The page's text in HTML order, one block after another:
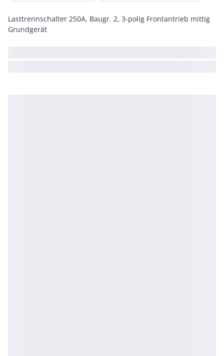
Lasttrennschalter 250A, Baugr. 2, 3-polig Frontantrieb mittig
Grundgerät